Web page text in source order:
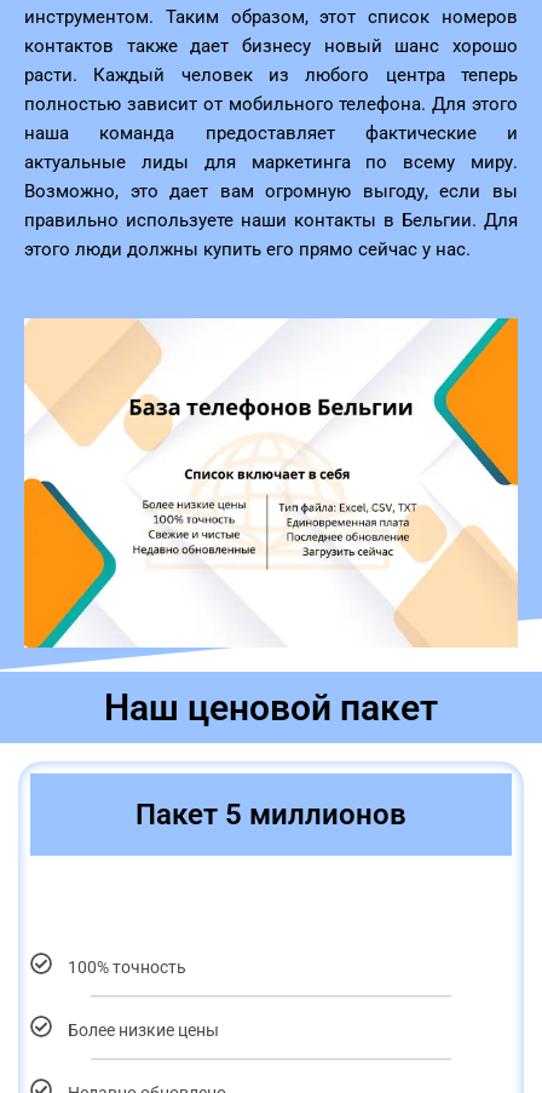
инструментом. Таким образом, этот список номеров
контактов также дает бизнесу новый шанс хорошо
расти. Каждый человек из любого центра теперь
полностью зависит от мобильного телефона. Для этого
наша команда предоставляет фактические и
актуальные лиды для маркетинга по всему миру.
Возможно, это дает вам огромную выгоду, если вы
правильно используете наши контакты в Бельгии. Для
этого люди должны купить его прямо сейчас у нас.
Наш ценовой пакет
Пакет 5 миллионов
100% точность
Более низкие цены